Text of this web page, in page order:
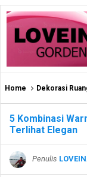
Home Dekorasi
5 Kombinasi
Terlihat Elegan
Penulis